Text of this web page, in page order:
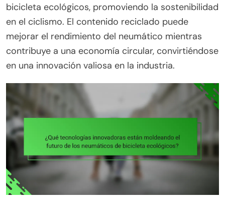
bicicleta ecológicos, promoviendo la sostenibilidad
en el ciclismo. El contenido reciclado puede
mejorar el rendimiento del neumático mientras
contribuye a una economía circular, convirtiéndose
en una innovación valiosa en la industria.